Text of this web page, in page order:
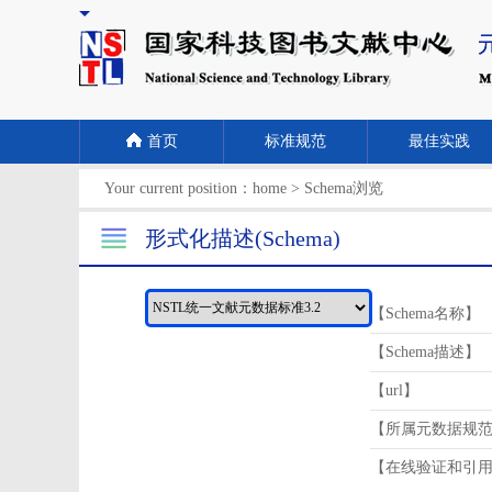
首页 标准规范 最佳实践
Your current position： home > Schema浏览
形式化描述(Schema)
【Schema名称】
【Schema描述】
【url】
【所属元数据规
【在线验证和引